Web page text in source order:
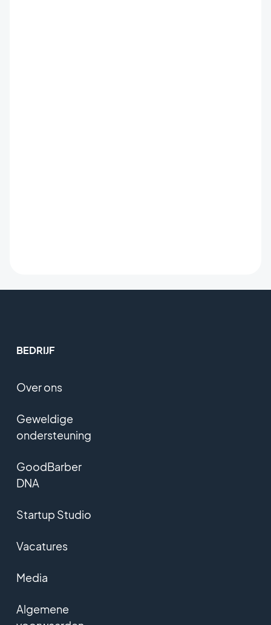
BEDRIJF
Over ons
Geweldige
ondersteuning
GoodBarber
DNA
Startup Studio
Vacatures
Media
Algemene